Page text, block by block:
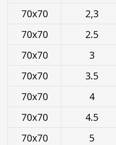
70x70
2,3
70x70
2.5
70x70
3
70x70
3.5
70x70
4
70x70
4.5
70x70
5